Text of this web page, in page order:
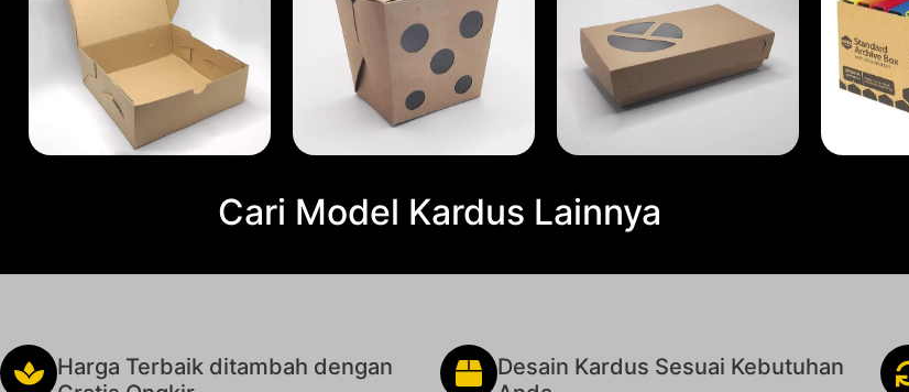
Cari Model Kardus Lainnya
Harga Terbaik ditambah dengan
Desain Kardus Sesuai Kebutuhan